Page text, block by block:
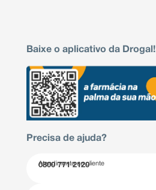
Baixe o aplicativo da Drogal!
Precisa de ajuda?
Atendimento ao cliente
0800 771 2120